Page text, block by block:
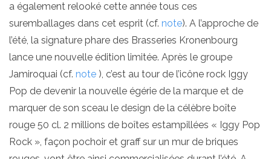
a également relooké cette année tous ces
suremballages dans cet esprit (cf. note). A l’approche de
l’été, la signature phare des Brasseries Kronenbourg
lance une nouvelle édition limitée. Après le groupe
Jamiroquai (cf. note ), c’est au tour de l’icône rock Iggy
Pop de devenir la nouvelle égérie de la marque et de
marquer de son sceau le design de la célèbre boîte
rouge 50 cl. 2 millions de boîtes estampillées « Iggy Pop
Rock », façon pochoir et graff sur un mur de briques